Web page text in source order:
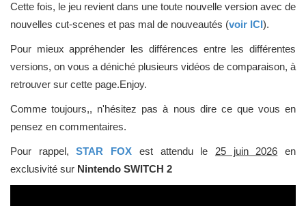
Cette fois, le jeu revient dans une toute nouvelle version avec de
nouvelles cut-scenes et pas mal de nouveautés (voir ICI).
Pour mieux appréhender les différences entre les différentes
versions, on vous a déniché plusieurs vidéos de comparaison, à
retrouver sur cette page.Enjoy.
Comme toujours,, n'hésitez pas à nous dire ce que vous en
pensez en commentaires.
Pour rappel,STAR FOX est attendu le 25 juin 2026 en
exclusivité sur Nintendo SWITCH 2